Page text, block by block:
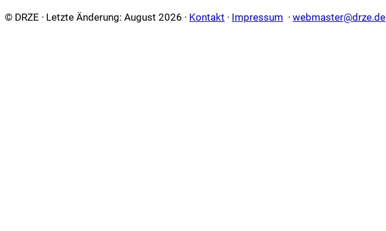
© DRZE · Letzte Änderung: August 2026 · Kontakt · Impressum · webmaster@drze.de